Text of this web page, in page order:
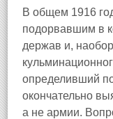
В общем 1916
подорвавшим в
держав и,
определивший
окончательно
а не армии.